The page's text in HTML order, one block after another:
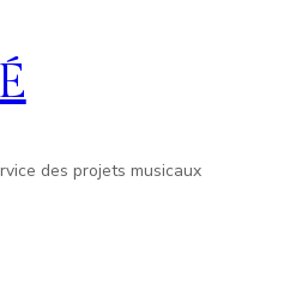
des projets musicaux